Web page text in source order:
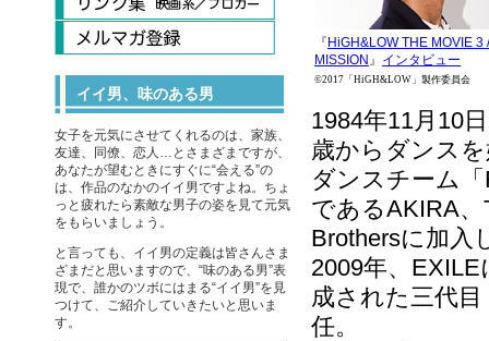
イイ男、味のある男
女子を元気にさせてくれるのは、家族、
友達、同僚、恋人…とさまざまですが、
あなたが望むときにすぐに“会える”の
は、作品のなかのイイ男ですよね。ちょ
っと疲れたら素敵な男子の姿を見て元気
をもらいましょう。
と言っても、イイ男の定義は皆さんさま
ざまだと思いますので、“味のある男”表
現で、誰かのツボにはまる“イイ男”を見
つけて、ご紹介していきたいと思いま
す。
『 HiGH&LOW THE MOVIE 3
MISSION 』 インタビュー
©2017「HiGH&LOW」製作委員会
1984年11月10
歳からダンス
ダンスチーム
であるAKIRA
Brothersに加入
2009年、
成された三代
任。